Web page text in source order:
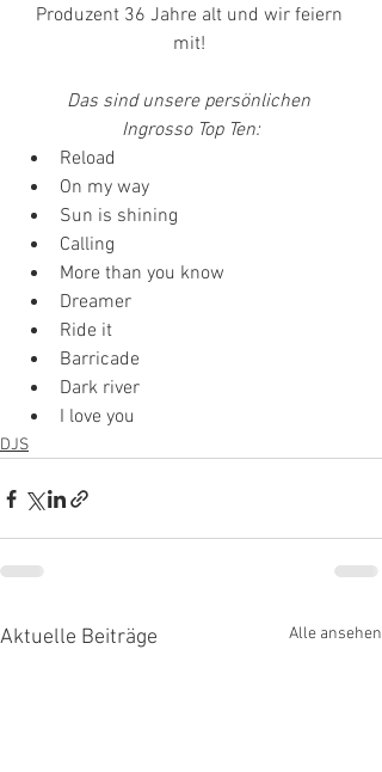
Produzent 36 Jahre alt und wir feiern
mit!
Das sind unsere persönlichen
Ingrosso Top Ten:
Reload
On my way
Sun is shining
Calling
More than you know
Dreamer
Ride it
Barricade
Dark river
I love you
DJS
Aktuelle Beiträge Alle ansehen